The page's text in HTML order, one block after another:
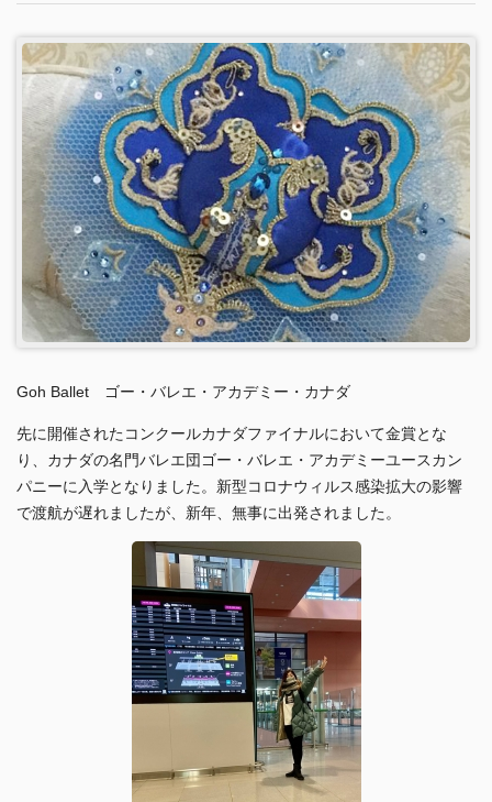
Goh Ballet ゴー・バレエ・アカデミー・カナダ
先に開催されたコンクールカナダファイナルにおいて金賞とな
り、カナダの名門バレエ団ゴー・バレエ・アカデミーユースカン
パニーに入学となりました。新型コロナウィルス感染拡大の影響
で渡航が遅れましたが、新年、無事に出発されました。